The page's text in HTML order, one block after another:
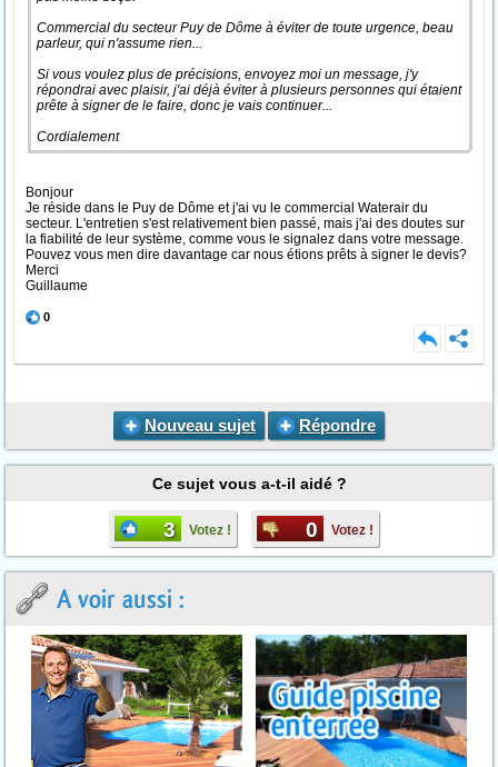
Commercial du secteur Puy de Dôme à éviter de toute urgence, beau
parleur, qui n'assume rien...
Si vous voulez plus de précisions, envoyez moi un message, j'y
répondrai avec plaisir, j'ai déjà éviter à plusieurs personnes qui étaient
prête à signer de le faire, donc je vais continuer...
Cordialement
Bonjour
Je réside dans le Puy de Dôme et j'ai vu le commercial Waterair du
secteur. L'entretien s'est relativement bien passé, mais j'ai des doutes sur
la fiabilité de leur système, comme vous le signalez dans votre message.
Pouvez vous men dire davantage car nous étions prêts à signer le devis?
Merci
Guillaume
0
Nouveau sujet Répondre
Ce sujet vous a-t-il aidé ?
3 Votez ! 0 Votez !
A voir aussi :